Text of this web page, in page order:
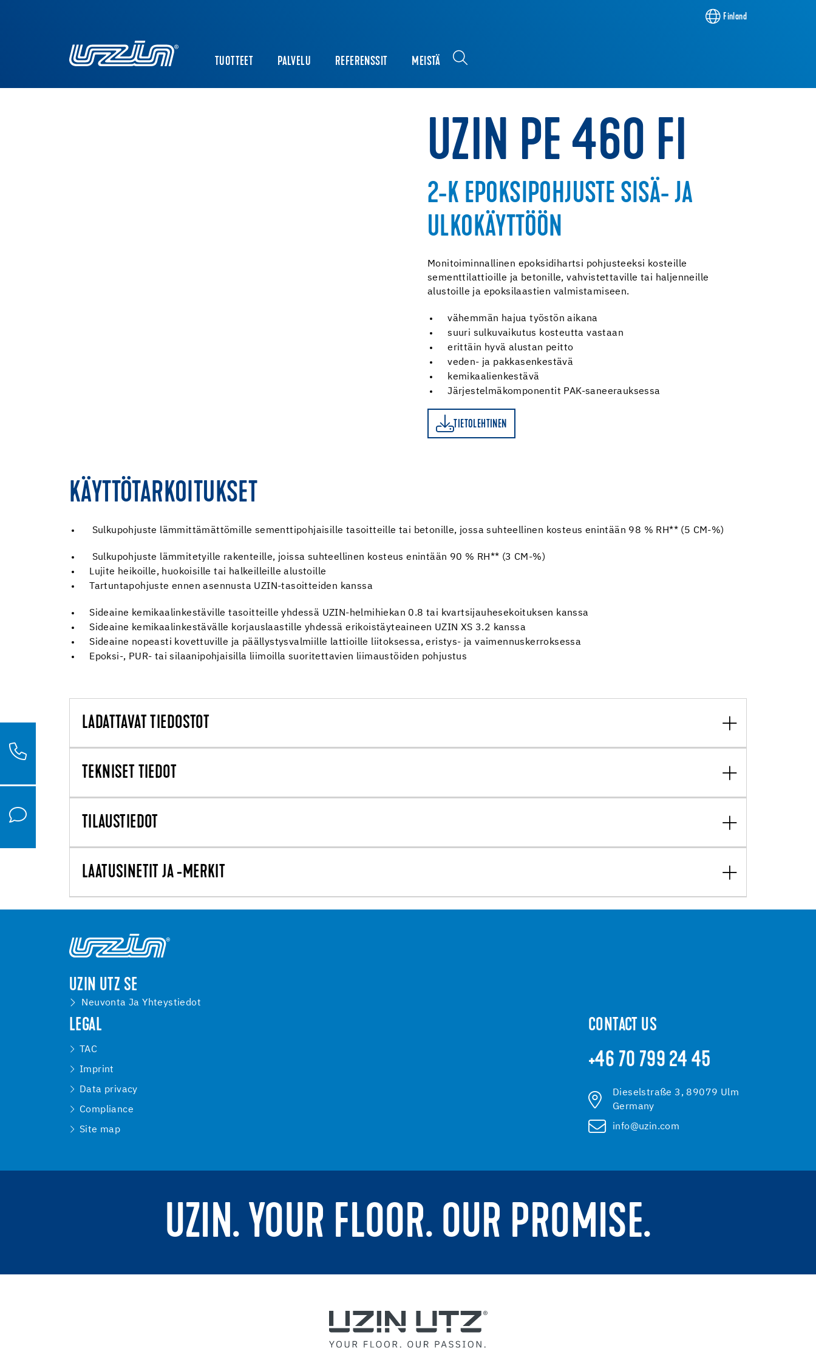
Finland
TUOTTEET PALVELU REFERENSSIT MEISTÄ
UZIN PE 460 FI
2-K EPOKSIPOHJUSTE SISÄ- JA
ULKOKÄYTTÖÖN
Monitoiminnallinen epoksidihartsi pohjusteeksi kosteille
sementtilattioille ja betonille, vahvistettaville tai haljenneille
alustoille ja epoksilaastien valmistamiseen.
vähemmän hajua työstön aikana
suuri sulkuvaikutus kosteutta vastaan
erittäin hyvä alustan peitto
veden- ja pakkasenkestävä
kemikaalienkestävä
Järjestelmäkomponentit PAK-saneerauksessa
TIETOLEHTINEN
KÄYTTÖTARKOITUKSET
Sulkupohjuste lämmittämättömille sementtipohjaisille tasoitteille tai betonille, jossa suhteellinen kosteus enintään 98 % RH** (5 CM-%)
Sulkupohjuste lämmitetyille rakenteille, joissa suhteellinen kosteus enintään 90 % RH** (3 CM-%)
Lujite heikoille, huokoisille tai halkeilleille alustoille
Tartuntapohjuste ennen asennusta UZIN-tasoitteiden kanssa
Sideaine kemikaalinkestäville tasoitteille yhdessä UZIN-helmihiekan 0.8 tai kvartsijauhesekoituksen kanssa
Sideaine kemikaalinkestävälle korjauslaastille yhdessä erikoistäyteaineen UZIN XS 3.2 kanssa
Sideaine nopeasti kovettuville ja päällystysvalmiille lattioille liitoksessa, eristys- ja vaimennuskerroksessa
Epoksi-, PUR- tai silaanipohjaisilla liimoilla suoritettavien liimaustöiden pohjustus
LADATTAVAT TIEDOSTOT
TEKNISET TIEDOT
TILAUSTIEDOT
LAATUSINETIT JA -MERKIT
UZIN UTZ SE
Neuvonta Ja Yhteystiedot
LEGAL
TAC
Imprint
Data privacy
Compliance
Site map
CONTACT US
+46 70 799 24 45
Dieselstraße 3, 89079 Ulm
Germany
info@uzin.com
UZIN. YOUR FLOOR. OUR PROMISE.